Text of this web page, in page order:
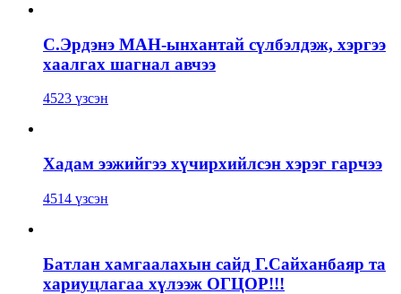
С.Эрдэнэ МАН-ынхантай сүлбэлдэж, хэргээ
хаалгах шагнал авчээ
4523 үзсэн
Хадам ээжийгээ хүчирхийлсэн хэрэг гарчээ
4514 үзсэн
Батлан хамгаалахын сайд Г.Сайханбаяр та
хариуцлагаа хүлээж ОГЦОР!!!